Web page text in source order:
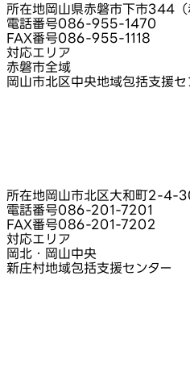
所在地岡山県赤磐市下市344（
電話番号086-955-1470
FAX番号086-955-1118
対応エリア
赤磐市全域
岡山市北区中央地域包括支援セ
所在地岡山市北区大和町2-4-
電話番号086-201-7201
FAX番号086-201-7202
対応エリア
岡北・岡山中央
新庄村地域包括支援センター